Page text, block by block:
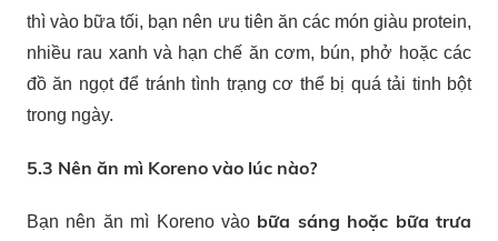
thì vào bữa tối, bạn nên ưu tiên ăn các món giàu protein,
nhiều rau xanh và hạn chế ăn cơm, bún, phở hoặc các
đồ ăn ngọt để tránh tình trạng cơ thể bị quá tải tinh bột
trong ngày.
5.3 Nên ăn mì Koreno vào lúc nào?
Bạn nên ăn mì Koreno vào bữa sáng hoặc bữa trưa